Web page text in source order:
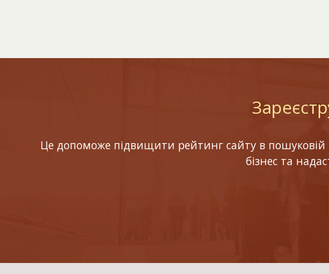
Це допоможе підвищити рейтинг сайту в пошуковій
бізнес та